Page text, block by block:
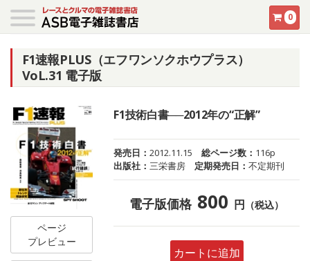
0
F1速報PLUS（エフワンソクホウプラス）
VoL.31 電子版
ページ
プレビュー
F1技術白書──2012年の“正解”
発売日：2012.11.15 総ページ数： 116p
出版社：三栄書房 定期発売日：不定期刊
電子版価格 800 円 （税込）
カートに追加